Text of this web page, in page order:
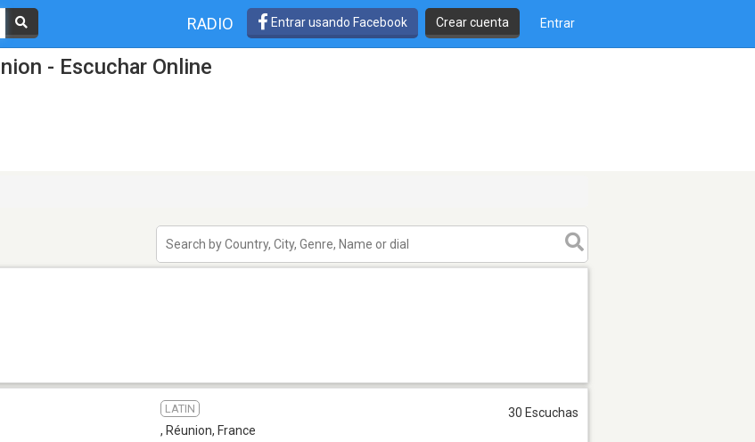
RADIO Entrar usando Facebook Crear cuenta Entrar
- Escuchar Online
LATIN
, Réunion, France
30 Escuchas